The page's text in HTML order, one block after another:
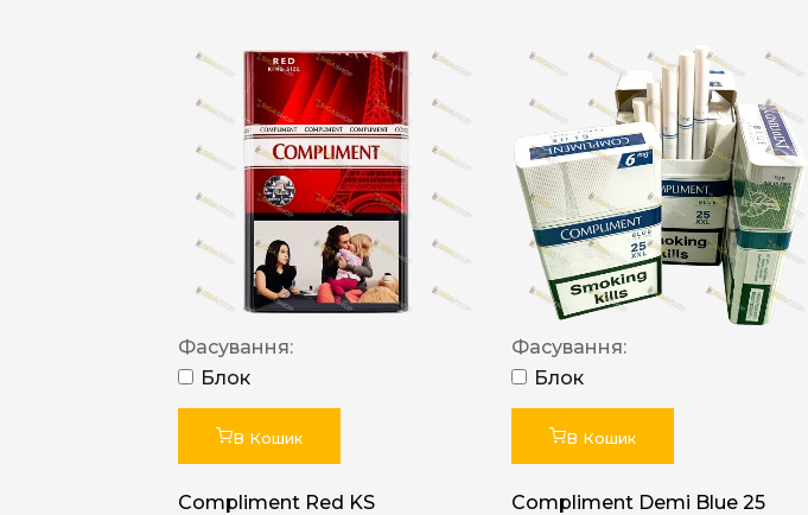
Фасування:
Блок
В Кошик
Compliment Red KS
Фасування:
Блок
В Кошик
Compliment Demi Blue 25